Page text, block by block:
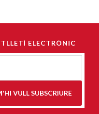
ELECTRÒNIC
VULL SUBSCRIURE